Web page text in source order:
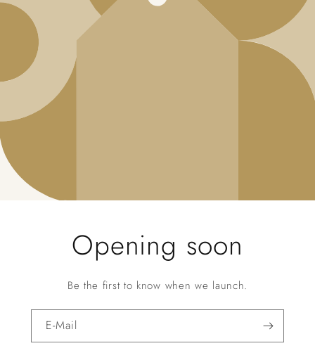
Opening soon
Be the first to know when we launch.
E-Mail